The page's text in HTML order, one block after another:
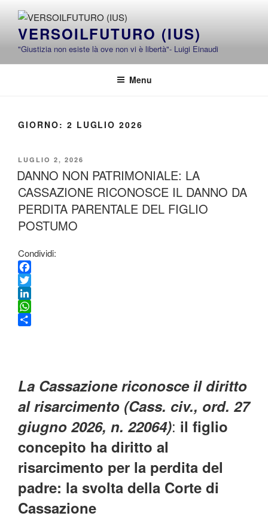
contenutoVERSOILFUTURO (IUS)
"Giustizia non esiste là ove non vi è libertà"- Luigi Einaudi
Menu
GIORNO: 2 LUGLIO 2026
PUBBLICATO
IL
LUGLIO 2, 2026
DANNO NON PATRIMONIALE: LA
CASSAZIONE RICONOSCE IL DANNO DA
PERDITA PARENTALE DEL FIGLIO
POSTUMO
Condividi:
F
a
c
e
T
w
L
I
W
A
p
i
i
d
i
La Cassazione riconosce il diritto
al risarcimento (Cass. civ., ord. 27
giugno 2026, n. 22064): il figlio
concepito ha diritto al
risarcimento per la perdita del
padre: la svolta della Corte di
Cassazione